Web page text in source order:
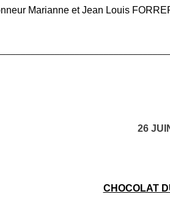
Marianne et Jean Louis
26
CHOCOLAT